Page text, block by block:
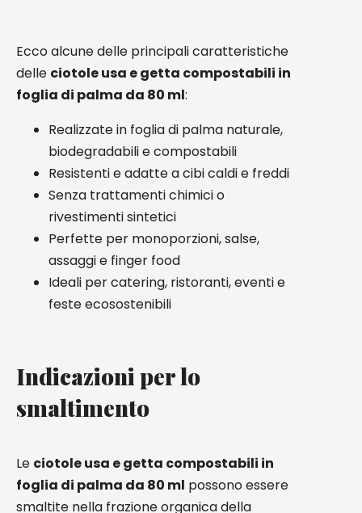
Ecco alcune delle principali caratteristiche
delle ciotole usa e getta compostabili in
foglia di palma da 80 ml:
Realizzate in foglia di palma naturale,
biodegradabili e compostabili
Resistenti e adatte a cibi caldi e freddi
Senza trattamenti chimici o
rivestimenti sintetici
Perfette per monoporzioni, salse,
assaggi e finger food
Ideali per catering, ristoranti, eventi e
feste ecosostenibili
Indicazioni per lo
smaltimento
Le ciotole usa e getta compostabili in
foglia di palma da 80 ml possono essere
smaltite nella frazione organica della